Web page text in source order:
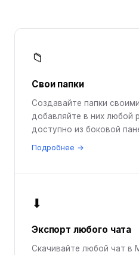
📁
Свои папки
Создавайте папки
добавляйте в них любой
доступно из боковой
Подробнее →
⬇
Экспорт любого чата
Скачивайте любой чат в